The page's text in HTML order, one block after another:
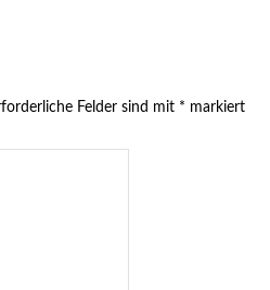
Felder sind mit * markiert